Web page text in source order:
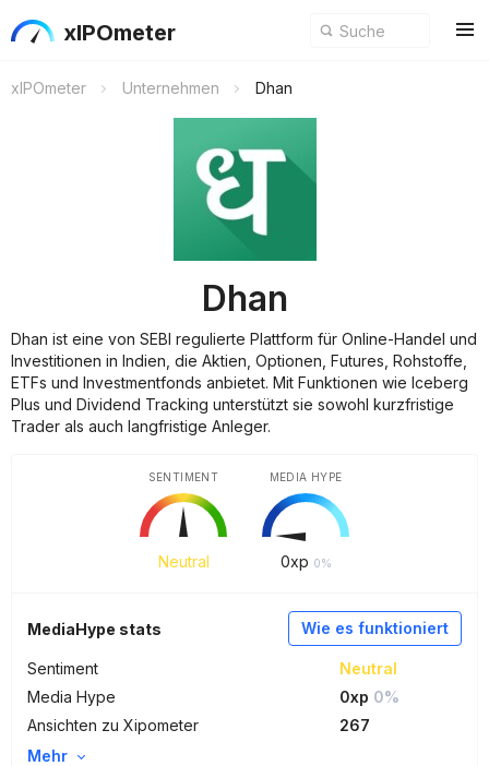
xIPOmeter
xIPOmeter Unternehmen Dhan
Dhan
Dhan ist eine von SEBI regulierte Plattform für Online-Handel und
Investitionen in Indien, die Aktien, Optionen, Futures, Rohstoffe,
ETFs und Investmentfonds anbietet. Mit Funktionen wie Iceberg
Plus und Dividend Tracking unterstützt sie sowohl kurzfristige
Trader als auch langfristige Anleger.
Neutral
SENTIMENT
0xp 0%
MEDIA HYPE
Wie es funktioniert
MediaHype stats
Sentiment
Neutral
Media Hype
0xp 0%
Ansichten zu Xipometer
267
Mehr